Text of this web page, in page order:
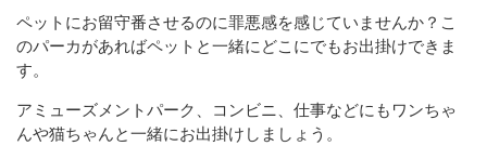
ペットにお留守番させるのに罪悪感を感じていませんか？こ
のパーカがあればペットと一緒にどこにでもお出掛けできま
す。
アミューズメントパーク、コンビニ、仕事などにもワンちゃ
んや猫ちゃんと一緒にお出掛けしましょう。